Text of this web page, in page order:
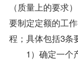
（质量上的要求
要制定定额的工
程；具体包括3条
1）确定一个产